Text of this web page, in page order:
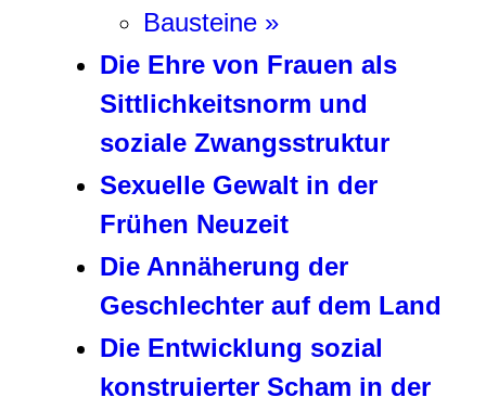
Bausteine »
Die Ehre von Frauen als
Sittlichkeitsnorm und
soziale Zwangsstruktur
Sexuelle Gewalt in der
Frühen Neuzeit
Die Annäherung der
Geschlechter auf dem Land
Die Entwicklung sozial
konstruierter Scham in der